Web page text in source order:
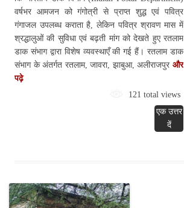
वर्षभर आमजन को गंगोत्री से प्राप्त शुद्ध एवं पवित्र
गंगाजल उपलब्ध कराता है, लेकिन पवित्र श्रावण मास में
श्रद्धालुओं की सुविधा एवं बढ़ती मांग को देखते हुए रतलाम
डाक संभाग द्वारा विशेष व्यवस्थाएँ की गई हैं। रतलाम डाक
संभाग के अंतर्गत रतलाम, जावरा, झाबुआ, अलीराजपुर और
पढ़े
121 total views
एक उत्तर
दें